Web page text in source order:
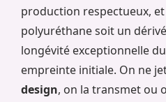
production respectueux,
polyuréthane soit un
longévité exceptionnelle
empreinte initiale. On ne
design, on la transmet ou